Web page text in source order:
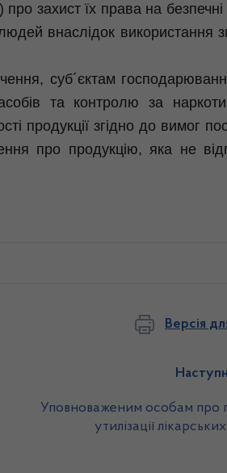
про захист їх права на
внаслідок використання
суб´єктам
та контролю за
продукції згідно до вимог
про продукцію, яка не
Версія
Уповноваженим особам про
утилізації